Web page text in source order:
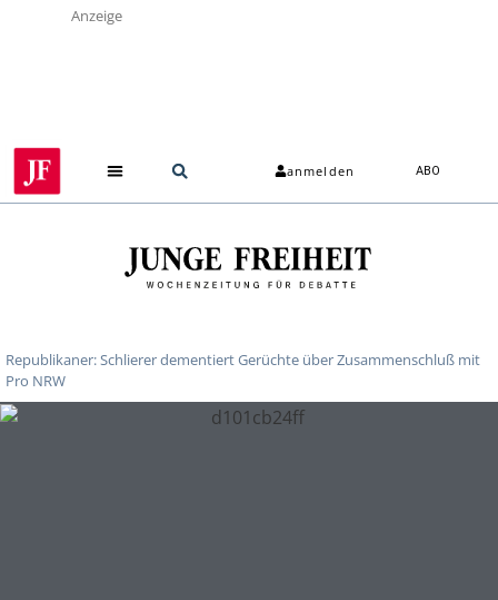
Anzeige
anmelden ABO
Republikaner: Schlierer dementiert Gerüchte über Zusammenschluß mit
Pro NRW